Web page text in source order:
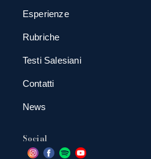
Esperienze
Rubriche
Testi Salesiani
Contatti
News
Social